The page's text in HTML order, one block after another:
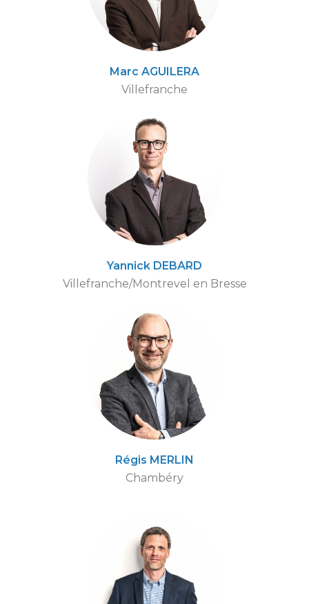
Marc AGUILERA
Villefranche
Yannick DEBARD
Villefranche/Montrevel en Bresse
Régis MERLIN
Chambéry